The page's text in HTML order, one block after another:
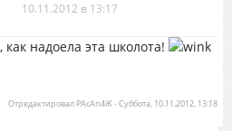
10.11.2012 в 13:17
надоела эта школота!
Отредактировал PAcAn4iK -Суббота, 10.11.2012, 13:18